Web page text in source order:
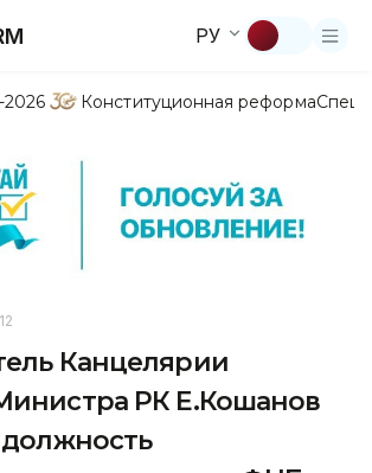
РУ
Конституционная реформа
Канцелярии
РК Е.Кошанов